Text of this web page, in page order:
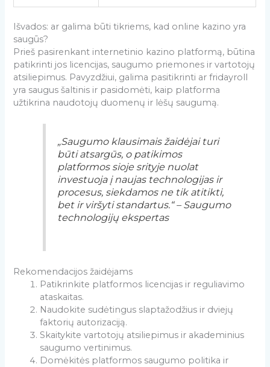
Išvados: ar galima būti tikriems, kad online kazino yra
saugūs?
Prieš pasirenkant internetinio kazino platformą, būtina
patikrinti jos licencijas, saugumo priemones ir vartotojų
atsiliepimus. Pavyzdžiui, galima pasitikrinti ar fridayroll
yra saugus šaltinis ir pasidomėti, kaip platforma
užtikrina naudotojų duomenų ir lėšų saugumą.
„Saugumo klausimais žaidėjai turi
būti atsargūs, o patikimos
platformos sioje srityje nuolat
investuoja į naujas technologijas ir
procesus, siekdamos ne tik atitikti,
bet ir viršyti standartus.“ – Saugumo
technologijų ekspertas
Rekomendacijos žaidėjams
Patikrinkite platformos licencijas ir reguliavimo
ataskaitas.
Naudokite sudėtingus slaptažodžius ir dviejų
faktorių autorizaciją.
Skaitykite vartotojų atsiliepimus ir akademinius
saugumo vertinimus.
Domėkitės platformos saugumo politika ir